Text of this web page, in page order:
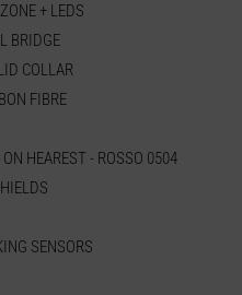
+ LEDS
BRIDGE
COLLAR
FIBRE
HEAREST - ROSSO 0504
SENSORS